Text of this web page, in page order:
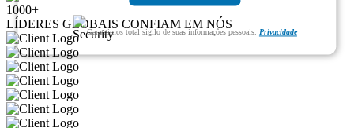
1000+
LÍDERES GLOBAIS CONFIAM EM NÓS
Garantimos total sigilo de suas informações pessoais. Privacidade